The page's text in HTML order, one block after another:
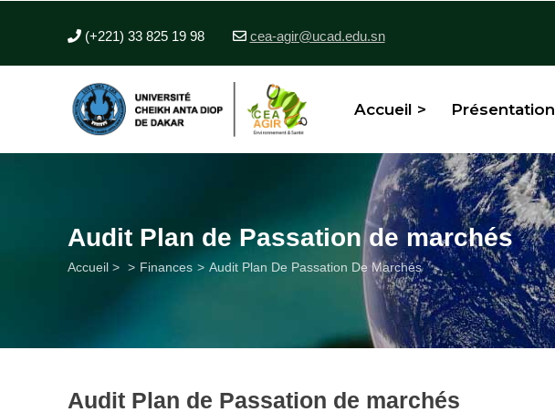
(+221) 33 825 19 98 cea-agir@ucad.edu.sn
Accueil > Présentation
Audit Plan de Passation de marchés
Fil
Accueil > Finances Audit Plan De Passation De Marchés
Audit Plan de Passation de marchés